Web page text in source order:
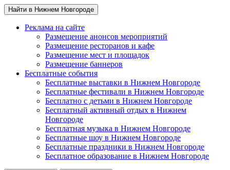
Найти в Нижнем Новгороде
Реклама на сайте
Размещение анонсов мероприятий
Размещение ресторанов и кафе
Размещение мест и площадок
Размещение баннеров
Бесплатные события
Бесплатные выставки в Нижнем Новгороде
Бесплатные фестивали в Нижнем Новгороде
Бесплатно с детьми в Нижнем Новгороде
Бесплатный активный отдых в Нижнем
Новгороде
Бесплатная музыка в Нижнем Новгороде
Бесплатные шоу в Нижнем Новгороде
Бесплатные праздники в Нижнем Новгороде
Бесплатное образование в Нижнем Новгороде